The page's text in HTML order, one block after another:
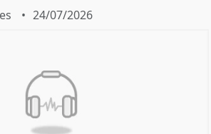
24/07/2026